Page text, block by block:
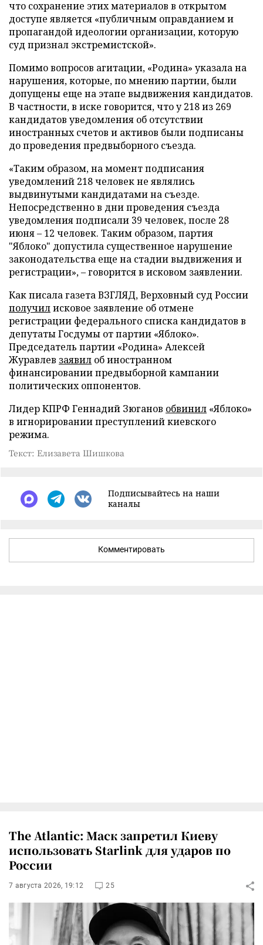
что сохранение этих материалов в открытом
доступе является «публичным оправданием и
пропагандой идеологии организации, которую
суд признал экстремистской».
Помимо вопросов агитации, «Родина» указала на
нарушения, которые, по мнению партии, были
допущены еще на этапе выдвижения кандидатов.
В частности, в иске говорится, что у 218 из 269
кандидатов уведомления об отсутствии
иностранных счетов и активов были подписаны
до проведения предвыборного съезда.
«Таким образом, на момент подписания
уведомлений 218 человек не являлись
выдвинутыми кандидатами на съезде.
Непосредственно в дни проведения съезда
уведомления подписали 39 человек, после 28
июня – 12 человек. Таким образом, партия
"Яблоко" допустила существенное нарушение
законодательства еще на стадии выдвижения и
регистрации», – говорится в исковом заявлении.
Как писала газета ВЗГЛЯД, Верховный суд России
получилисковое заявление об отмене
регистрации федерального списка кандидатов в
депутаты Госдумы от партии «Яблоко».
Председатель партии «Родина» Алексей
Журавлев заявил об иностранном
финансировании предвыборной кампании
политических оппонентов.
Лидер КПРФ Геннадий Зюганов обвинил «Яблоко»
в игнорировании преступлений киевского
режима.
Текст: Елизавета Шишкова
Подписывайтесь на наши
каналы
Комментировать
The Atlantic: Маск запретил Киеву
использовать Starlink для ударов по
России
7 августа 2026, 19:12 25